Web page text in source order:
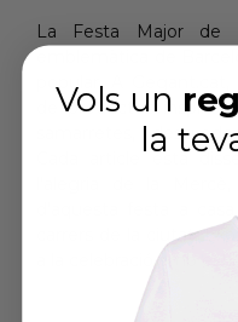
La Festa Major de
emblemàtica de
popular. A
de productes
samarretes,
Cada article està
carrers de la ciutat.
a la celebració amb
Vols un
la